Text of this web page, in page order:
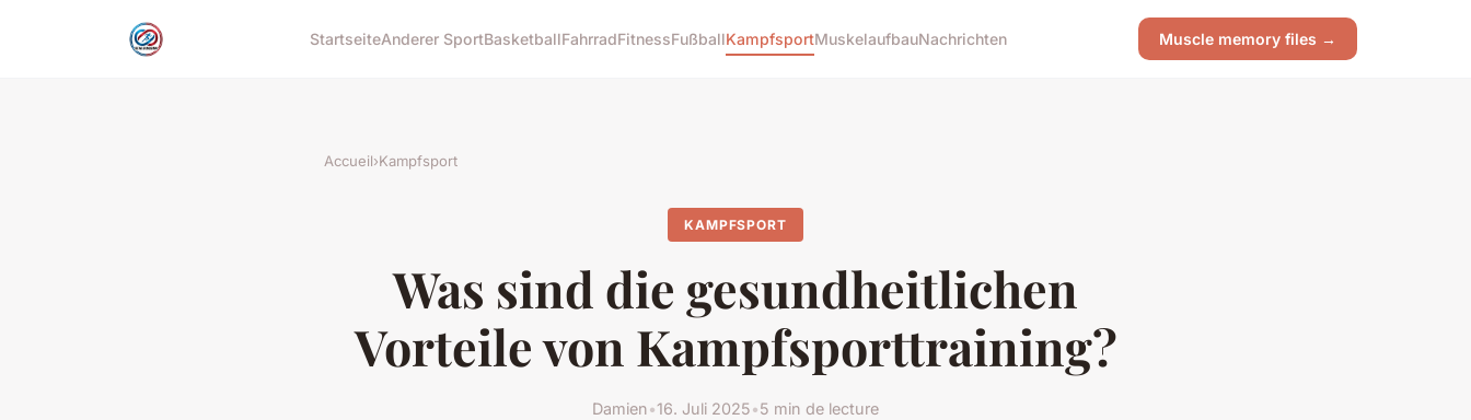
StartseiteAnderer SportBasketballFahrradFitnessFußballKampfsportMuskelaufbauNachrichten Muscle memory files →
Accueil›Kampfsport
KAMPFSPORT
Was sind die gesundheitlichen
Vorteile von Kampfsporttraining?
Damien•16. Juli 2025•5 min de lecture